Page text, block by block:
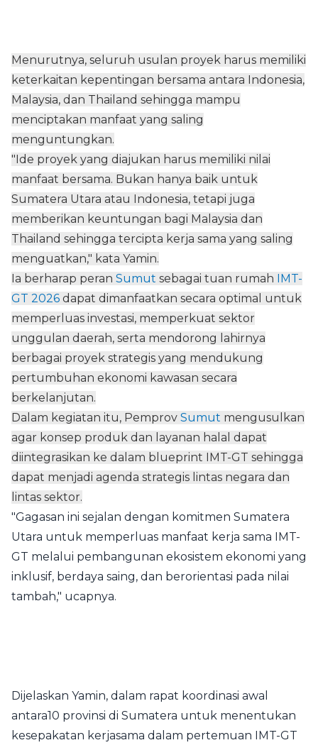
Menurutnya, seluruh usulan proyek harus memiliki
keterkaitan kepentingan bersama antara Indonesia,
Malaysia, dan Thailand sehingga mampu
menciptakan manfaat yang saling
menguntungkan.
"Ide proyek yang diajukan harus memiliki nilai
manfaat bersama. Bukan hanya baik untuk
Sumatera Utara atau Indonesia, tetapi juga
memberikan keuntungan bagi Malaysia dan
Thailand sehingga tercipta kerja sama yang saling
menguatkan," kata Yamin.
Ia berharap peran Sumut sebagai tuan rumah IMT-
GT 2026 dapat dimanfaatkan secara optimal untuk
memperluas investasi, memperkuat sektor
unggulan daerah, serta mendorong lahirnya
berbagai proyek strategis yang mendukung
pertumbuhan ekonomi kawasan secara
berkelanjutan.
Dalam kegiatan itu, Pemprov Sumut mengusulkan
agar konsep produk dan layanan halal dapat
diintegrasikan ke dalam blueprint IMT-GT sehingga
dapat menjadi agenda strategis lintas negara dan
lintas sektor.
"Gagasan ini sejalan dengan komitmen Sumatera
Utara untuk memperluas manfaat kerja sama IMT-
GT melalui pembangunan ekosistem ekonomi yang
inklusif, berdaya saing, dan berorientasi pada nilai
tambah," ucapnya.
Dijelaskan Yamin, dalam rapat koordinasi awal
antara10 provinsi di Sumatera untuk menentukan
kesepakatan kerjasama dalam pertemuan IMT-GT